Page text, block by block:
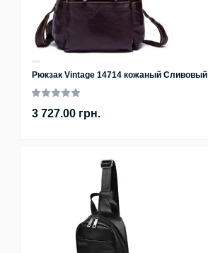
Рюкзак Vintage 14714 кожаный Сливовый
3 727.00 грн.